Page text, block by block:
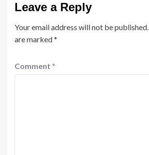
Leave a Reply
Your email address will not be published.
are marked*
Comment *